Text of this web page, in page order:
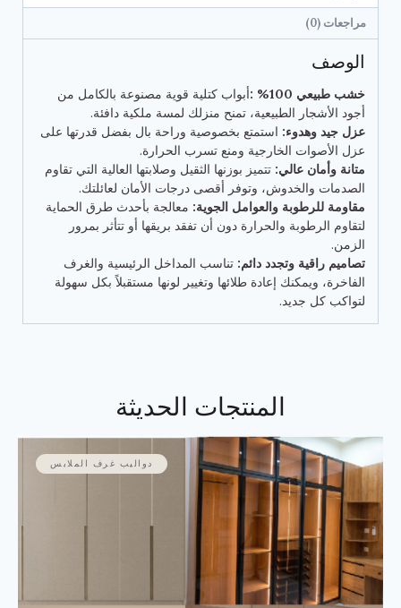
مراجعات (0)
الوصف
خشب طبيعي 100% :
أبواب كتلية قوية مصنوعة بالكامل من
أجود الأشجار الطبيعية، تمنح منزلك لمسة ملكية دافئة.
عزل جيد وهدوء: استمتع بخصوصية وراحة بال بفضل قدرتها على
عزل الأصوات الخارجية ومنع تسرب الحرارة.
متانة وأمان عالي: تتميز بوزنها الثقيل وصلابتها العالية التي تقاوم
الصدمات والخدوش، وتوفر أقصى درجات الأمان لعائلتك.
مقاومة للرطوبة والعوامل الجوية: معالجة بأحدث طرق الحماية
لتقاوم الرطوبة والحرارة دون أن تفقد بريقها أو تتأثر بمرور
الزمن.
تصاميم راقية وتجدد دائم: تناسب المداخل الرئيسية والغرف
الفاخرة، ويمكنك إعادة طلائها وتغيير لونها مستقبلاً بكل سهولة
لتواكب كل جديد.
المنتجات الحديثة
دواليب غرف الملابس